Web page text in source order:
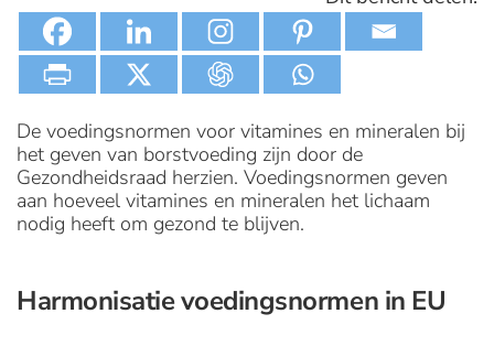
De voedingsnormen voor vitamines en mineralen bij
het geven van borstvoeding zijn door de
Gezondheidsraad herzien. Voedingsnormen geven
aan hoeveel vitamines en mineralen het lichaam
nodig heeft om gezond te blijven.
Harmonisatie voedingsnormen in EU